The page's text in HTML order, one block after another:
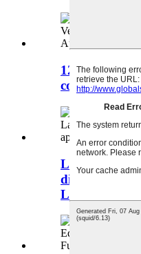
126L Small
Lavapiatti di
di
Laboratoriu ...